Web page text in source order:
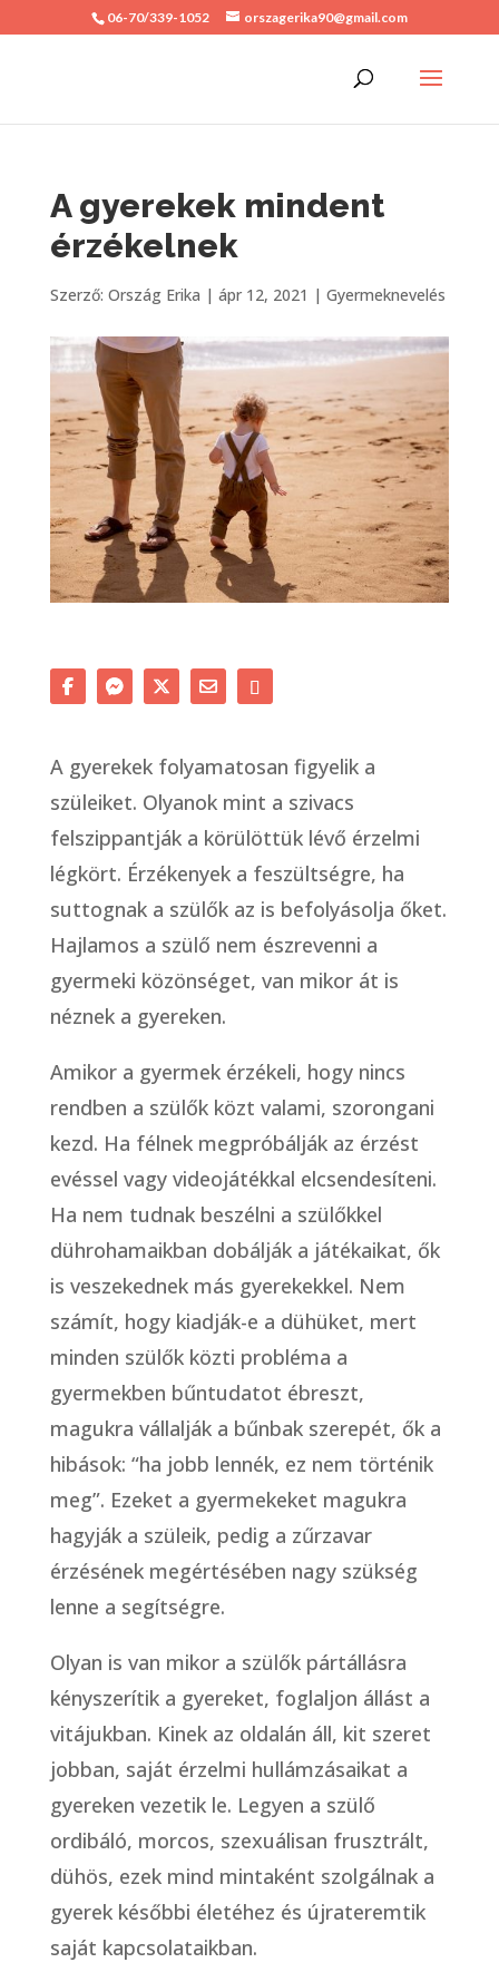
06-70/339-1052 orszagerika90@gmail.com
A gyerekek mindent
érzékelnek
Szerző: Ország Erika | ápr 12, 2021 | Gyermeknevelés
A gyerekek folyamatosan figyelik a
szüleiket. Olyanok mint a szivacs
felszippantják a körülöttük lévő érzelmi
légkört. Érzékenyek a feszültségre, ha
suttognak a szülők az is befolyásolja őket.
Hajlamos a szülő nem észrevenni a
gyermeki közönséget, van mikor át is
néznek a gyereken.
Amikor a gyermek érzékeli, hogy nincs
rendben a szülők közt valami, szorongani
kezd. Ha félnek megpróbálják az érzést
evéssel vagy videojátékkal elcsendesíteni.
Ha nem tudnak beszélni a szülőkkel
dührohamaikban dobálják a játékaikat, ők
is veszekednek más gyerekekkel. Nem
számít, hogy kiadják-e a dühüket, mert
minden szülők közti probléma a
gyermekben bűntudatot ébreszt,
magukra vállalják a bűnbak szerepét, ők a
hibások: “ha jobb lennék, ez nem történik
meg”. Ezeket a gyermekeket magukra
hagyják a szüleik, pedig a zűrzavar
érzésének megértésében nagy szükség
lenne a segítségre.
Olyan is van mikor a szülők pártállásra
kényszerítik a gyereket, foglaljon állást a
vitájukban. Kinek az oldalán áll, kit szeret
jobban, saját érzelmi hullámzásaikat a
gyereken vezetik le. Legyen a szülő
ordibáló, morcos, szexuálisan frusztrált,
dühös, ezek mind mintaként szolgálnak a
gyerek későbbi életéhez és újrateremtik
saját kapcsolataikban.